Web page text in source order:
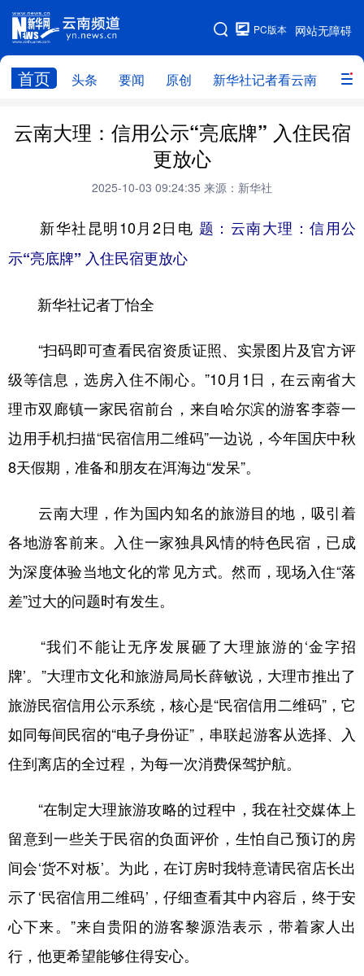
网站无障碍
PC版本
首页 头条 要闻 原创 新华社记者看云南 政务
网站地图
头条 云南要闻 本网原创
政务
云南省领导报道集
教育
州市
社会
云南大理：信用公示“亮底牌” 入住民宿
更放心
2025-10-03 09:24:35 来源：新华社
新华社昆明10月2日电 题：云南大理：信用公
示“亮底牌” 入住民宿更放心
新华社记者丁怡全
“扫码即可查看民宿资质证照、实景图片及官方评
级等信息，选房入住不闹心。”10月1日，在云南省大
理市双廊镇一家民宿前台，来自哈尔滨的游客李蓉一
边用手机扫描“民宿信用二维码”一边说，今年国庆中秋
8天假期，准备和朋友在洱海边“发呆”。
云南大理，作为国内知名的旅游目的地，吸引着
各地游客前来。入住一家独具风情的特色民宿，已成
为深度体验当地文化的常见方式。然而，现场入住“落
差”过大的问题时有发生。
“我们不能让无序发展砸了大理旅游的‘金字招
牌’。”大理市文化和旅游局局长薛敏说，大理市推出了
旅游民宿信用公示系统，核心是“民宿信用二维码”，它
如同每间民宿的“电子身份证”，串联起游客从选择、入
住到离店的全过程，为每一次消费保驾护航。
“在制定大理旅游攻略的过程中，我在社交媒体上
留意到一些关于民宿的负面评价，生怕自己预订的房
间会‘货不对板’。为此，在订房时我特意请民宿店长出
示了‘民宿信用二维码’，仔细查看其中内容后，终于安
心下来。”来自贵阳的游客黎源浩表示，带着家人出
行，他更希望能够住得安心。